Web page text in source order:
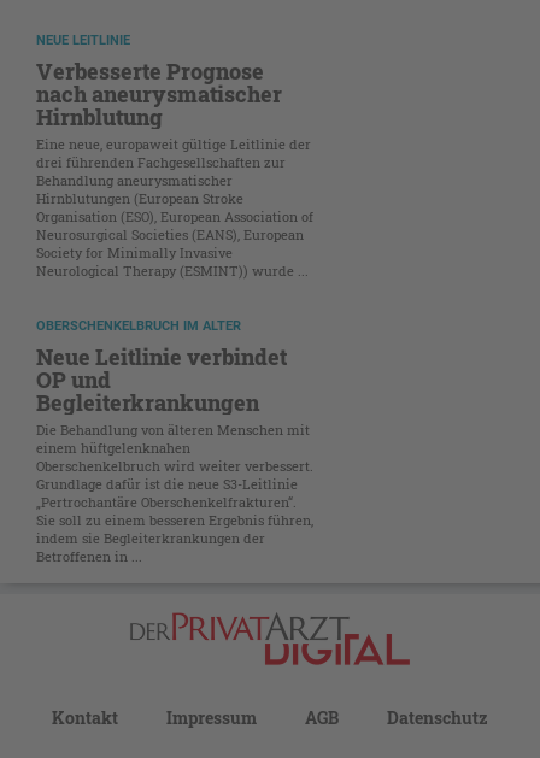
NEUE LEITLINIE
Verbesserte Prognose
nach aneurysmatischer
Hirnblutung
Eine neue, europaweit gültige Leitlinie der
drei führenden Fachgesellschaften zur
Behandlung aneurysmatischer
Hirnblutungen (European Stroke
Organisation (ESO), European Association of
Neurosurgical Societies (EANS), European
Society for Minimally Invasive
Neurological Therapy (ESMINT)) wurde ...
OBERSCHENKELBRUCH IM ALTER
Neue Leitlinie verbindet
OP und
Begleiterkrankungen
Die Behandlung von älteren Menschen mit
einem hüftgelenknahen
Oberschenkelbruch wird weiter verbessert.
Grundlage dafür ist die neue S3-Leitlinie
„Pertrochantäre Oberschenkelfrakturen“.
Sie soll zu einem besseren Ergebnis führen,
indem sie Begleiterkrankungen der
Betroffenen in ...
Kontakt Impressum AGB Datenschutz